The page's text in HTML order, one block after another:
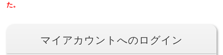
た。
マイアカウントへのログイン